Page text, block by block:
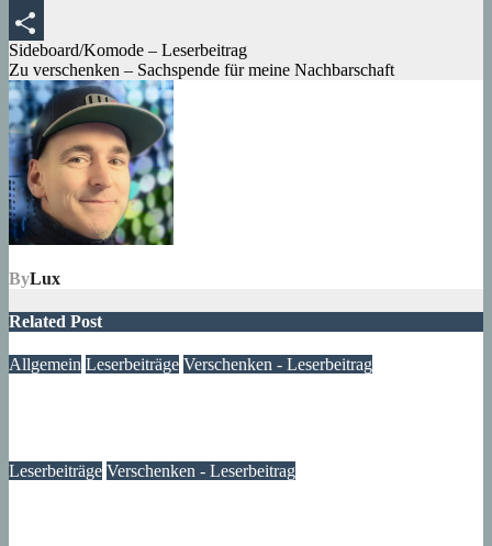
Tumblr
Teilen
Beitragsnavigation
Sideboard/Komode – Leserbeitrag
Zu verschenken – Sachspende für meine Nachbarschaft
ByLux
Related Post
Allgemein Leserbeiträge Verschenken - Leserbeitrag
Leserbeiträge Verschenken - Leserbeitrag